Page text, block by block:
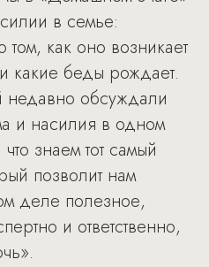
в семье:
как оно возникает
какие беды рождает.
недавно обсуждали
и насилия в одном
знаем тот самый
позволит нам
деле полезное,
и ответственно,